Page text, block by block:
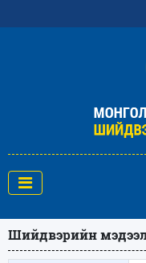
Шийдвэрийн